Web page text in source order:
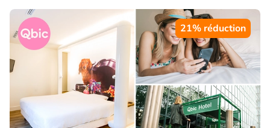
21% réduction